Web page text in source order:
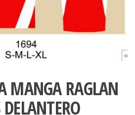
accumark ,
pdf , Moldes
Gerber ,
ropa,
Graduaciones,
Ploteo y
Digitalización
Gerber,
Santiago-
Chile.
MANGA RAGLAN